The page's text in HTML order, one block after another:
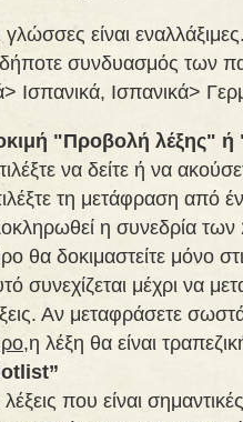
γλώσσες είναι
συνδυασμός των
Ισπανικά, Ισπανικά>
"Προβολή λέξης"
να δείτε ή να
τη μετάφραση από
η συνεδρία
θα δοκιμαστείτε μόνο
συνεχίζεται μέχρι να
Αν μεταφράσετε
η λέξη θα είναι
λέξεις που είναι